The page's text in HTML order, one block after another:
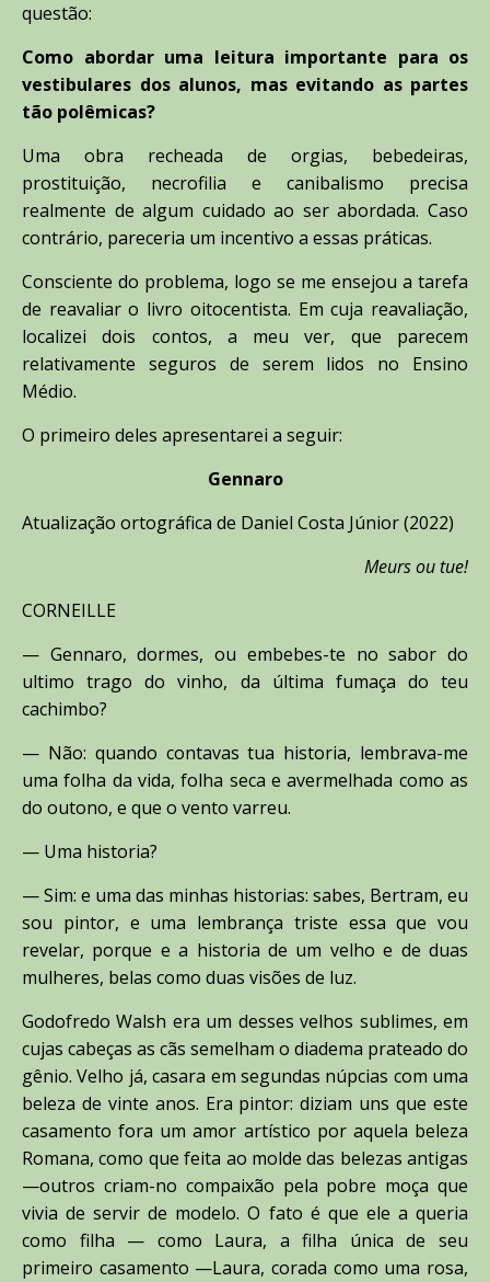
questão:
Como abordar uma leitura importante para os
vestibulares dos alunos, mas evitando as partes
tão polêmicas?
Uma obra recheada de orgias, bebedeiras,
prostituição, necrofilia e canibalismo precisa
realmente de algum cuidado ao ser abordada. Caso
contrário, pareceria um incentivo a essas práticas.
Consciente do problema, logo se me ensejou a tarefa
de reavaliar o livro oitocentista. Em cuja reavaliação,
localizei dois contos, a meu ver, que parecem
relativamente seguros de serem lidos no Ensino
Médio.
O primeiro deles apresentarei a seguir:
Gennaro
Atualização ortográfica de Daniel Costa Júnior (2022)
Meurs ou tue!
CORNEILLE
— Gennaro, dormes, ou embebes-te no sabor do
ultimo trago do vinho, da última fumaça do teu
cachimbo?
— Não: quando contavas tua historia, lembrava-me
uma folha da vida, folha seca e avermelhada como as
do outono, e que o vento varreu.
— Uma historia?
— Sim: e uma das minhas historias: sabes, Bertram, eu
sou pintor, e uma lembrança triste essa que vou
revelar, porque e a historia de um velho e de duas
mulheres, belas como duas visões de luz.
Godofredo Walsh era um desses velhos sublimes, em
cujas cabeças as cãs semelham o diadema prateado do
gênio. Velho já, casara em segundas núpcias com uma
beleza de vinte anos. Era pintor: diziam uns que este
casamento fora um amor artístico por aquela beleza
Romana, como que feita ao molde das belezas antigas
—outros criam-no compaixão pela pobre moça que
vivia de servir de modelo. O fato é que ele a queria
como filha — como Laura, a filha única de seu
primeiro casamento —Laura, corada como uma rosa,